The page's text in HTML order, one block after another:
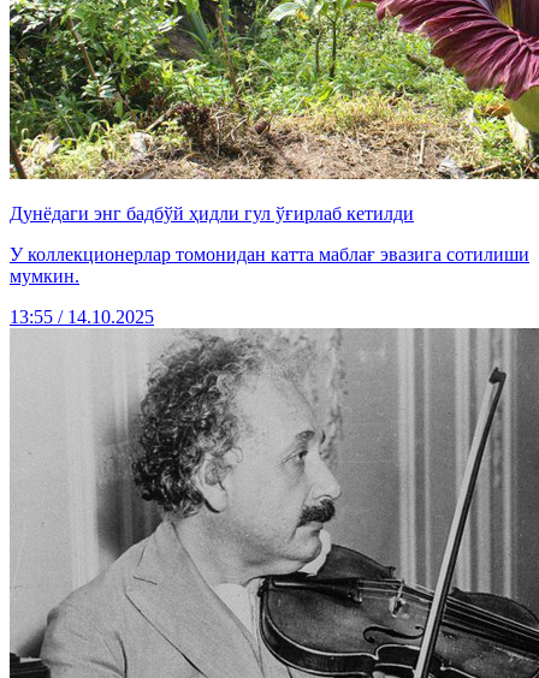
Дунёдаги энг бадбўй ҳидли гул ўғирлаб кетилди
У коллекционерлар томонидан катта маблағ эвазига сотилиши
мумкин.
13:55 / 14.10.2025